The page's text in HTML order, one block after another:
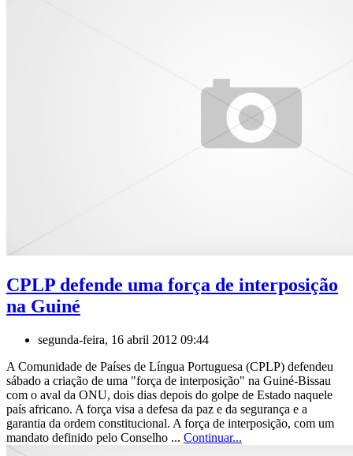
CPLP defende uma força de interposição
na Guiné
segunda-feira, 16 abril 2012 09:44
A Comunidade de Países de Língua Portuguesa (CPLP) defendeu
sábado a criação de uma "força de interposição" na Guiné-Bissau
com o aval da ONU, dois dias depois do golpe de Estado naquele
país africano. A força visa a defesa da paz e da segurança e a
garantia da ordem constitucional. A força de interposição, com um
mandato definido pelo Conselho ... Continuar...